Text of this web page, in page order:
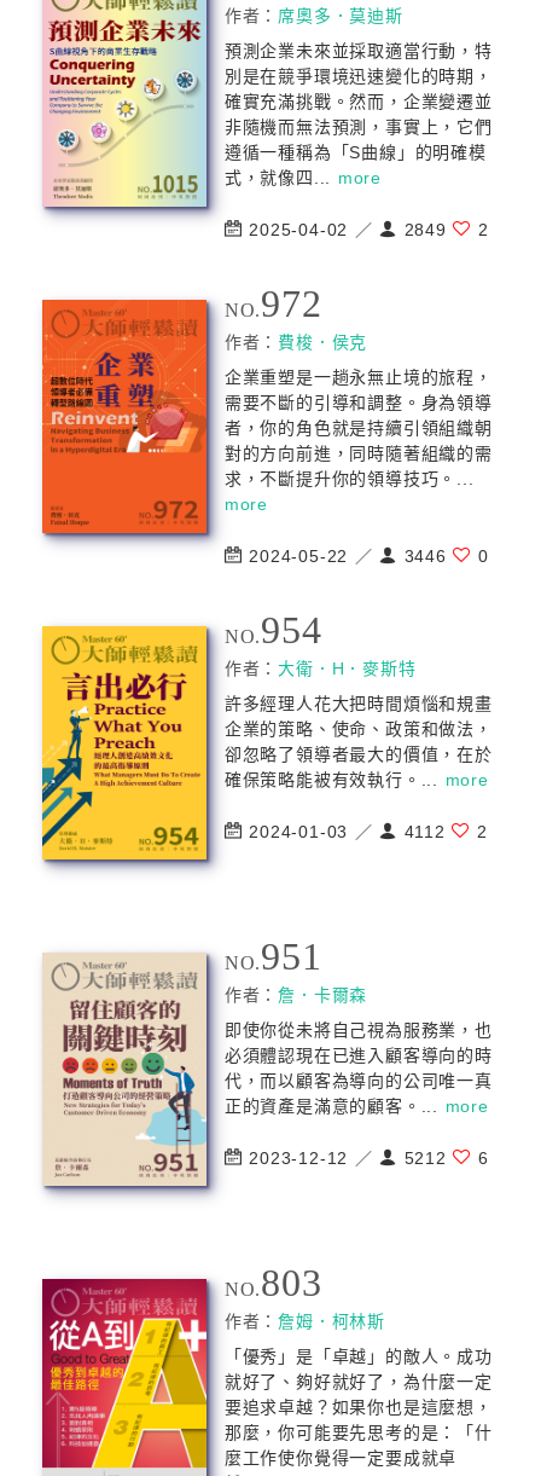
作者： 席奧多．莫迪斯
預測企業未來並採取適當行動，特
別是在競爭環境迅速變化的時期，
確實充滿挑戰。然而，企業變遷並
非隨機而無法預測，事實上，它們
遵循一種稱為「S曲線」的明確模
式，就像四... more
2025-04-02 ／ 2849 2
NO.972
作者： 費梭．侯克
企業重塑是一趟永無止境的旅程，
需要不斷的引導和調整。身為領導
者，你的角色就是持續引領組織朝
對的方向前進，同時隨著組織的需
求，不斷提升你的領導技巧。...
more
2024-05-22 ／ 3446 0
NO.954
作者：大衛．H．麥斯特
許多經理人花大把時間煩惱和規畫
企業的策略、使命、政策和做法，
卻忽略了領導者最大的價值，在於
確保策略能被有效執行。... more
2024-01-03 ／ 4112 2
NO.951
作者：詹．卡爾森
即使你從未將自己視為服務業，也
必須體認現在已進入顧客導向的時
代，而以顧客為導向的公司唯一真
正的資產是滿意的顧客。... more
2023-12-12 ／ 5212 6
NO.803
作者：詹姆．柯林斯
「優秀」是「卓越」的敵人。成功
就好了、夠好就好了，為什麼一定
要追求卓越？如果你也是這麼想，
那麼，你可能要先思考的是：「什
麼工作使你覺得一定要成就卓